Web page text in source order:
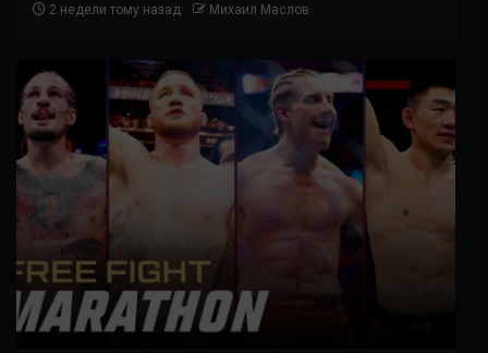
2 недели тому назад Михаил Маслов